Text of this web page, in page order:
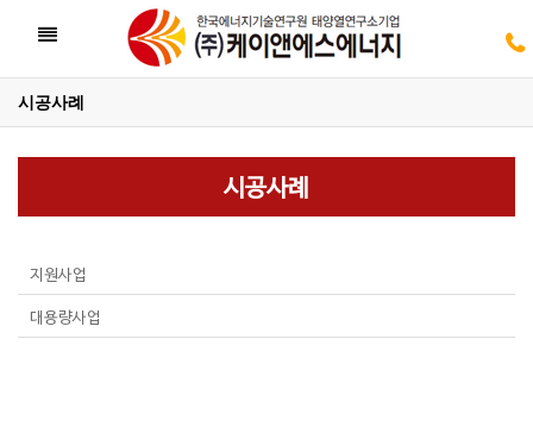
Toggle
시공사례
시공사례
지원사업
대용량사업